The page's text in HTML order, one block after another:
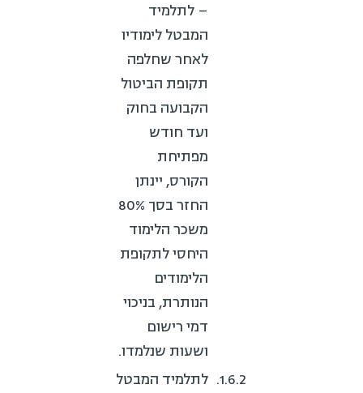
– לתלמיד
המבטל לימודיו
לאחר שחלפה
תקופת הביטול
הקבועה בחוק
ועד חודש
מפתיחת
הקורס, יינתן
החזר בסך 80%
משכר הלימוד
היחסי לתקופת
הלימודים
הנותרת, בניכוי
דמי רישום
ושעות שנלמדו.
לתלמיד המבטל